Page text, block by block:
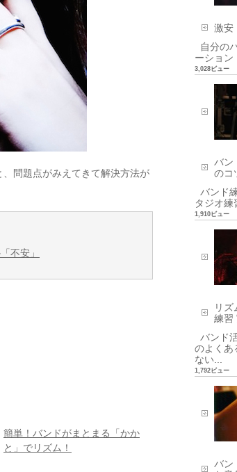
問題点がみえてきて解決方法が
不安」
簡単！バンドがまとまる「かか
と」でリズム！
激安
自分の
ーション
3,028ビュー
バン
のコ
バンド
タジオ練
1,910ビュー
リ
練習
バンド
のよくあ
ない...
1,792ビュー
バン